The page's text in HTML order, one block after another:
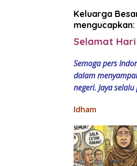
​Keluarga
mengucapkan:
Selamat
​Semoga pers
dalam
negeri. Jaya
Idham